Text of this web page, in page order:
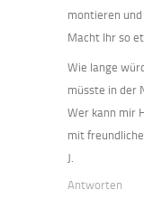
montieren und
Macht Ihr so
Wie lange
müsste in der
Wer kann mir
mit
J.
Antworten